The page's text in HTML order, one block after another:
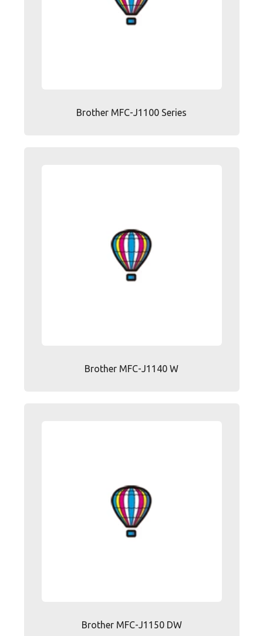
Brother MFC-J1100 Series
Brother MFC-J1140 W
Brother MFC-J1150 DW